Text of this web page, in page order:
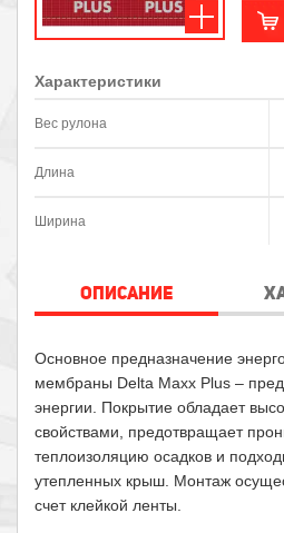
Характеристики
Вес рулона
Длина
Ширина
ОПИСАНИЕ
Основное предназначение
мембраны Delta Maxx Plus –
энергии. Покрытие обладает
свойствами, предотвращает
теплоизоляцию осадков и
утепленных крыш. Монтаж
счет клейкой ленты.